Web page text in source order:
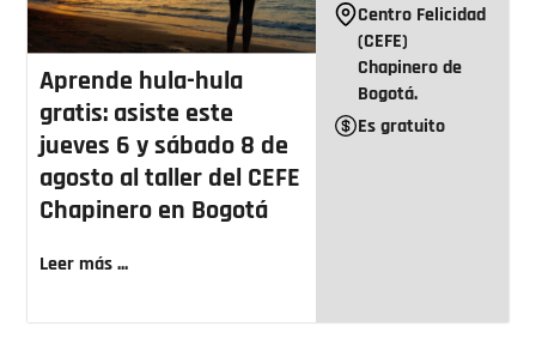
Aprende hula-hula
gratis: asiste este
jueves 6 y sábado 8 de
agosto al taller del CEFE
Chapinero en Bogotá
Leer más ...
Centro Felicidad
(CEFE)
Chapinero de
Bogotá.
Es gratuito